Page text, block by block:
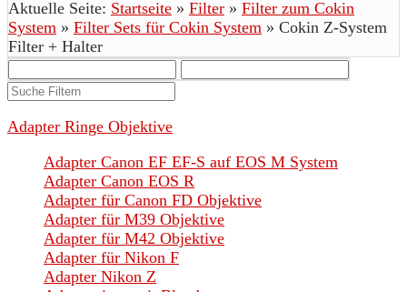
Aktuelle Seite: Startseite » Filter » Filter zum Cokin
System » Filter Sets für Cokin System » Cokin Z-System
Filter + Halter
Adapter Ringe Objektive
Adapter Canon EF EF-S auf EOS M System
Adapter Canon EOS R
Adapter für Canon FD Objektive
Adapter für M39 Objektive
Adapter für M42 Objektive
Adapter für Nikon F
Adapter Nikon Z